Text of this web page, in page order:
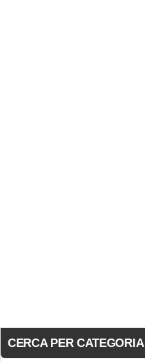
CERCA PER CATEGORIA